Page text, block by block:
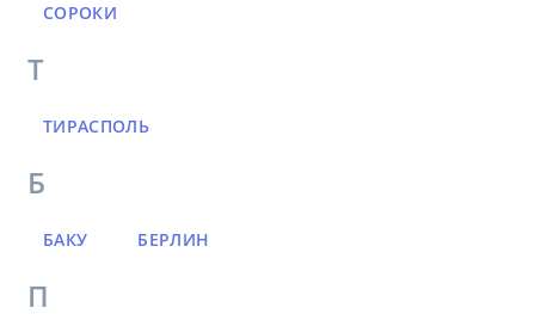
СОРОКИ
Т
ТИРАСПОЛЬ
Б
БАКУ БЕРЛИН
П